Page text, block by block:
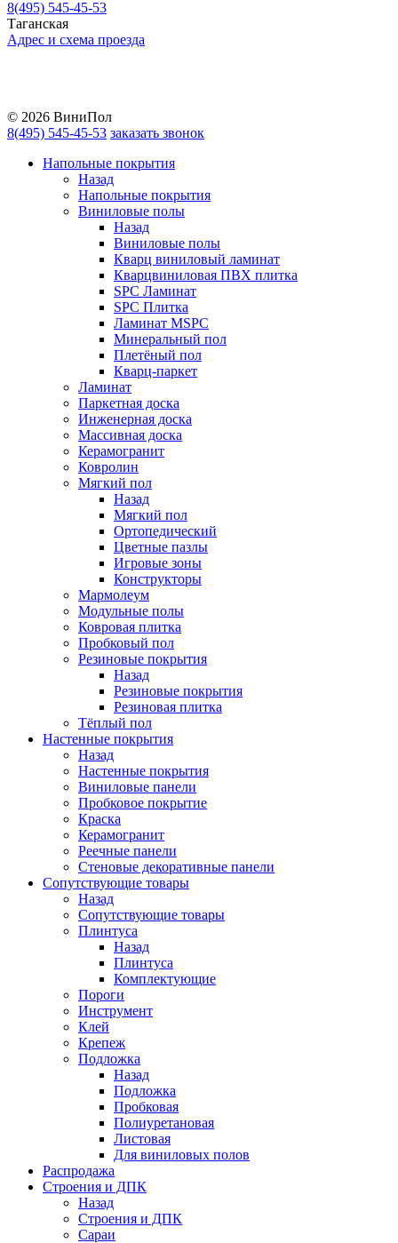
8(495) 545-45-53
Таганская
Адрес и схема проезда
© 2026 ВиниПол
8(495) 545-45-53 заказать звонок
Напольные покрытия
Назад
Напольные покрытия
Виниловые полы
Назад
Виниловые полы
Кварц виниловый ламинат
Кварцвиниловая ПВХ плитка
SPC Ламинат
SPC Плитка
Ламинат MSPC
Минеральный пол
Плетёный пол
Кварц-паркет
Ламинат
Паркетная доска
Инженерная доска
Массивная доска
Керамогранит
Ковролин
Мягкий пол
Назад
Мягкий пол
Ортопедический
Цветные пазлы
Игровые зоны
Конструкторы
Мармолеум
Модульные полы
Ковровая плитка
Пробковый пол
Резиновые покрытия
Назад
Резиновые покрытия
Резиновая плитка
Тёплый пол
Настенные покрытия
Назад
Настенные покрытия
Виниловые панели
Пробковое покрытие
Краска
Керамогранит
Реечные панели
Стеновые декоративные панели
Сопутствующие товары
Назад
Сопутствующие товары
Плинтуса
Назад
Плинтуса
Комплектующие
Пороги
Инструмент
Клей
Крепеж
Подложка
Назад
Подложка
Пробковая
Полиуретановая
Листовая
Для виниловых полов
Распродажа
Строения и ДПК
Назад
Строения и ДПК
Сараи